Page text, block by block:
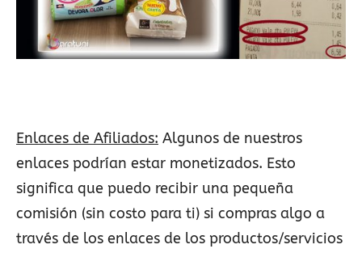
Enlaces de Afiliados: Algunos de nuestros
enlaces podrían estar monetizados. Esto
significa que puedo recibir una pequeña
comisión (sin costo para ti) si compras algo a
través de los enlaces de los productos/servicios